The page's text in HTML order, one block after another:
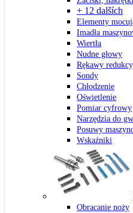
+ 12 dalších
Elementy
Imadła
Wiertła
Nudne głowy
Rękawy
Sondy
Chłodzenie
Oświetlenie
Pomiar cyfrowy
Narzędzia do
Posuwy
Wskaźniki
Obracanie noży